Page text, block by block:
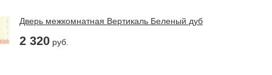
Дверь межкомнатная Вертикаль Беленый дуб
2 320 руб.